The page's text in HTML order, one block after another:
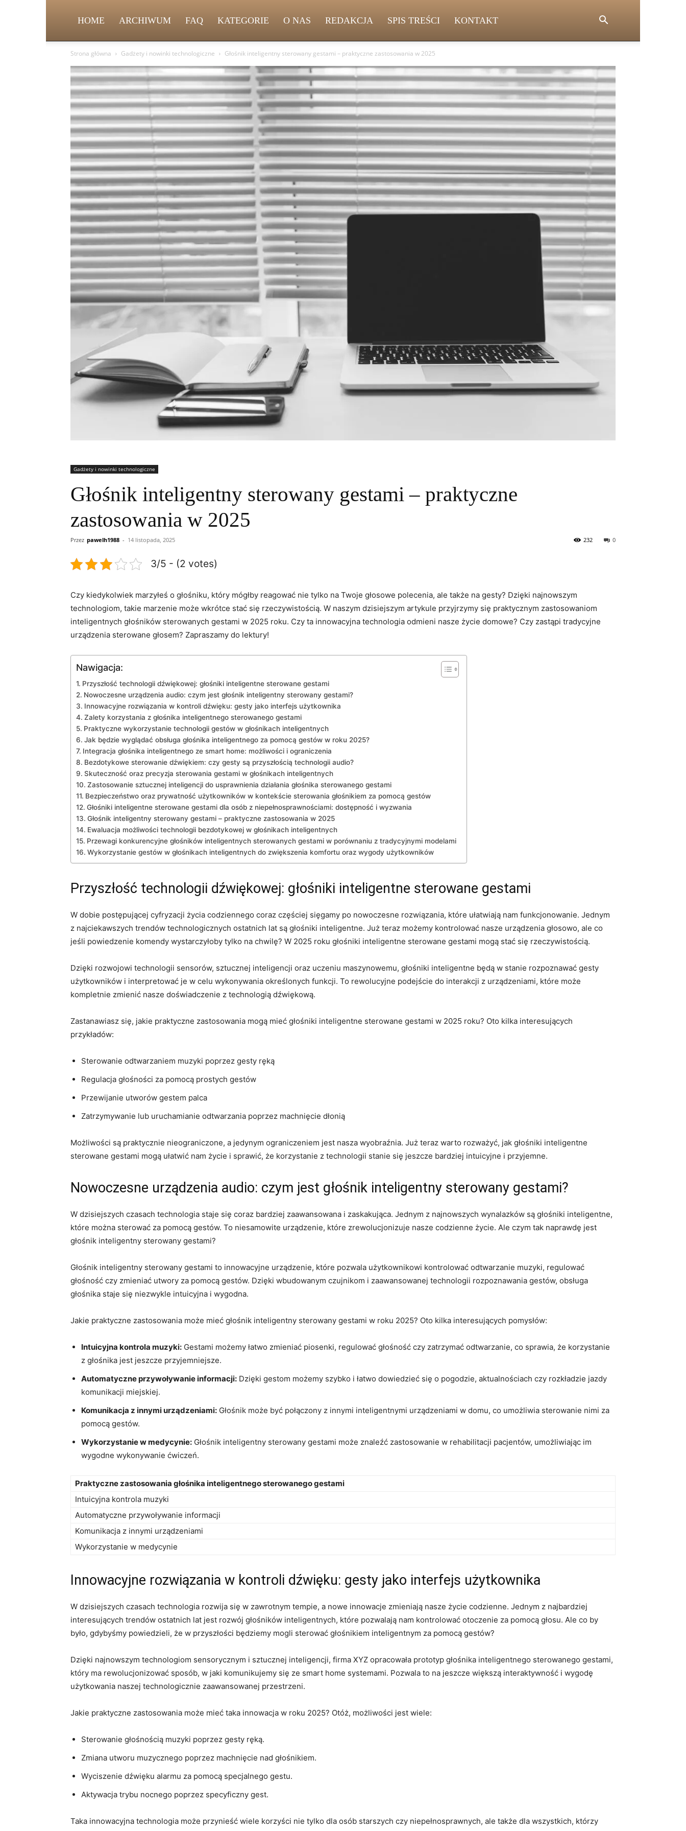
HOME ARCHIWUM FAQ KATEGORIE O NAS REDAKCJA SPIS TREŚCI KONTAKT
Strona główna Gadżety i nowinki technologiczne Głośnik inteligentny sterowany gestami – praktyczne zastosowania w 2025
Gadżety i nowinki technologiczne
Głośnik inteligentny sterowany gestami – praktyczne
zastosowania w 2025
Przez pawelh1988 - 14 listopada, 2025 0
232
3/5 - (2 votes)
Czy kiedykolwiek marzyłeś o głośniku, który mógłby reagować nie tylko na Twoje głosowe polecenia, ale także na gesty? Dzięki najnowszym
technologiom, takie marzenie może wkrótce stać się rzeczywistością. W naszym dzisiejszym artykule przyjrzymy się praktycznym zastosowaniom
⁣inteligentnych głośników sterowanych gestami w 2025 roku. Czy ta innowacyjna technologia odmieni nasze życie domowe? Czy zastąpi tradycyjne
urządzenia sterowane głosem? Zapraszamy do lektury!
Nawigacja:
Przyszłość technologii dźwiękowej: głośniki inteligentne sterowane gestami
Nowoczesne urządzenia audio: czym jest głośnik inteligentny sterowany gestami?
Innowacyjne rozwiązania w kontroli dźwięku: gesty jako interfejs użytkownika
Zalety korzystania ​z głośnika inteligentnego sterowanego gestami
Praktyczne wykorzystanie technologii gestów w ​głośnikach inteligentnych
Jak ⁣będzie wyglądać obsługa‍ głośnika inteligentnego za⁢ pomocą ⁣gestów w roku 2025?
Integracja głośnika inteligentnego ze smart home: możliwości i ograniczenia
Bezdotykowe sterowanie ⁤dźwiękiem: czy gesty są przyszłością technologii audio?
Skuteczność oraz precyzja sterowania gestami w głośnikach inteligentnych
Zastosowanie sztucznej inteligencji do usprawnienia działania głośnika sterowanego gestami
Bezpieczeństwo oraz prywatność użytkowników w kontekście sterowania głośnikiem za ⁤pomocą gestów
Głośniki inteligentne ‍sterowane gestami dla osób z niepełnosprawnościami: dostępność​ i wyzwania
Głośnik inteligentny ⁤sterowany gestami –⁤ praktyczne ‍zastosowania w‍ 2025
Ewaluacja możliwości technologii bezdotykowej w głośnikach inteligentnych
Przewagi konkurencyjne głośników inteligentnych sterowanych gestami w porównaniu z tradycyjnymi modelami
Wykorzystanie gestów w​ głośnikach​ inteligentnych ‍do ‌zwiększenia komfortu oraz wygody użytkowników
Przyszłość technologii dźwiękowej: głośniki inteligentne sterowane gestami
W dobie postępującej cyfryzacji​ życia ‌codziennego coraz częściej ‌sięgamy po nowoczesne rozwiązania, które ułatwiają nam funkcjonowanie. Jednym
z najciekawszych trendów technologicznych ostatnich lat są głośniki inteligentne. Już teraz możemy⁣ kontrolować nasze urządzenia głosowo, ale co
jeśli powiedzenie komendy wystarczyłoby tylko na chwilę? W 2025 roku ‍głośniki inteligentne sterowane gestami mogą stać się rzeczywistością.
Dzięki rozwojowi technologii sensorów, sztucznej inteligencji oraz‍ uczeniu maszynowemu, głośniki ⁣inteligentne będą w stanie rozpoznawać gesty
użytkowników i ⁢interpretować je w celu wykonywania określonych funkcji. To rewolucyjne podejście do‍ interakcji z urządzeniami, które może
kompletnie zmienić nasze‍ doświadczenie z technologią dźwiękową.
Zastanawiasz się, ⁣jakie praktyczne zastosowania mogą⁣ mieć głośniki inteligentne sterowane gestami w 2025​ roku? Oto kilka interesujących
przykładów:
Sterowanie odtwarzaniem muzyki poprzez gesty ręką
Regulacja głośności za⁢ pomocą prostych gestów
Przewijanie utworów gestem palca
Zatrzymywanie lub ⁤uruchamianie odtwarzania poprzez machnięcie ⁢dłonią
Możliwości są praktycznie nieograniczone, ⁢a jedynym⁤ ograniczeniem jest nasza wyobraźnia. Już teraz warto rozważyć, ​jak głośniki ‍inteligentne
sterowane gestami mogą ułatwić nam życie i sprawić, że korzystanie z technologii ‍stanie się jeszcze bardziej intuicyjne i przyjemne.
Nowoczesne urządzenia audio: czym jest głośnik inteligentny sterowany gestami?
W ​dzisiejszych czasach technologia staje się coraz bardziej ⁣zaawansowana i zaskakująca. Jednym z najnowszych wynalazków są głośniki inteligentne,
które można sterować za pomocą gestów. To niesamowite urządzenie, które zrewolucjonizuje nasze codzienne życie. Ale czym tak naprawdę jest
głośnik inteligentny sterowany gestami?
Głośnik inteligentny sterowany gestami to innowacyjne urządzenie, które pozwala użytkownikowi kontrolować odtwarzanie ⁢muzyki, regulować
głośność czy zmieniać utwory⁤ za pomocą gestów. Dzięki wbudowanym czujnikom i zaawansowanej technologii rozpoznawania gestów, obsługa⁤
głośnika staje się niezwykle intuicyjna i wygodna.
Jakie praktyczne zastosowania ⁢może mieć głośnik inteligentny sterowany gestami w⁢ roku ⁢2025? Oto kilka interesujących pomysłów:
Intuicyjna kontrola ⁣muzyki: Gestami możemy łatwo zmieniać piosenki, regulować głośność czy zatrzymać odtwarzanie, co sprawia, że korzystanie
z głośnika jest jeszcze przyjemniejsze.
Automatyczne przywoływanie informacji: Dzięki gestom ⁣możemy szybko i łatwo dowiedzieć się o pogodzie, aktualnościach czy rozkładzie jazdy
komunikacji miejskiej.
Komunikacja z innymi urządzeniami: Głośnik może być połączony z innymi inteligentnymi urządzeniami w domu, co ​umożliwia sterowanie nimi za
pomocą gestów.
Wykorzystanie w medycynie: Głośnik inteligentny ⁣sterowany gestami może znaleźć zastosowanie w rehabilitacji ⁢pacjentów, umożliwiając ⁣im
wygodne wykonywanie ćwiczeń.
Praktyczne zastosowania głośnika⁤ inteligentnego sterowanego gestami
Intuicyjna kontrola ⁣muzyki
Automatyczne ⁢przywoływanie informacji
Komunikacja z innymi urządzeniami
Wykorzystanie w ⁣medycynie
Innowacyjne rozwiązania w kontroli dźwięku: gesty jako interfejs użytkownika
W dzisiejszych czasach technologia rozwija się w zawrotnym tempie, a nowe innowacje zmieniają​ nasze⁢ życie codzienne. Jednym z najbardziej
interesujących trendów ostatnich lat jest rozwój głośników inteligentnych, które pozwalają nam kontrolować otoczenie za pomocą głosu. Ale co by
było, gdybyśmy powiedzieli, że w ​przyszłości będziemy mogli sterować głośnikiem​ inteligentnym za pomocą ‍gestów?
Dzięki ⁤najnowszym technologiom sensorycznym i​ sztucznej inteligencji, firma XYZ opracowała prototyp głośnika ⁣inteligentnego sterowanego gestami,
który ma rewolucjonizować sposób, w jaki komunikujemy się ze smart ⁣home systemami. Pozwala ⁣to‌ na jeszcze większą interaktywność i wygodę
użytkowania naszej technologicznie zaawansowanej przestrzeni.
Jakie praktyczne zastosowania może mieć taka ⁤innowacja w ⁢roku 2025? Otóż, możliwości jest wiele:
Sterowanie głośnością muzyki poprzez gesty ręką.
Zmiana utworu muzycznego poprzez machnięcie nad głośnikiem.
Wyciszenie​ dźwięku alarmu za pomocą specjalnego⁤ gestu.
Aktywacja trybu nocnego poprzez specyficzny gest.
Taka innowacyjna technologia może przynieść wiele ⁤korzyści nie tylko dla osób starszych czy niepełnosprawnych, ale także dla wszystkich, którzy